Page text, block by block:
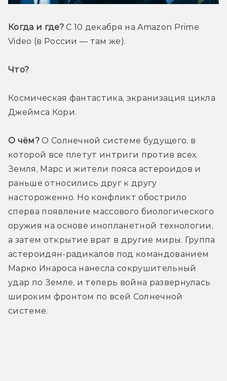
Когда и где? С 10 декабря на Amazon Prime
Video (в России — там же).
Что?
Космическая фантастика, экранизация цикла
Джеймса Кори.
О чём? О Солнечной системе будущего, в
которой все плетут интриги против всех.
Земля, Марс и жители пояса астероидов и
раньше относились друг к другу
настороженно. Но конфликт обострило
сперва появление массового биологического
оружия на основе инопланетной технологии,
а затем открытие врат в другие миры. Группа
астероидян-радикалов под командованием
Марко Инароса нанесла сокрушительный
удар по Земле, и теперь война развернулась
широким фронтом по всей Солнечной
системе.